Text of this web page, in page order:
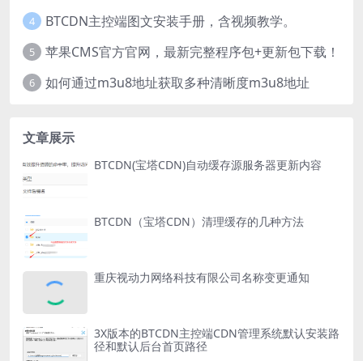
4 BTCDN主控端图文安装手册，含视频教学。
5 苹果CMS官方官网，最新完整程序包+更新包下载！
6 如何通过m3u8地址获取多种清晰度m3u8地址
文章展示
BTCDN(宝塔CDN)自动缓存源服务器更新内容
BTCDN（宝塔CDN）清理缓存的几种方法
重庆视动力网络科技有限公司名称变更通知
3X版本的BTCDN主控端CDN管理系统默认安装路
径和默认后台首页路径